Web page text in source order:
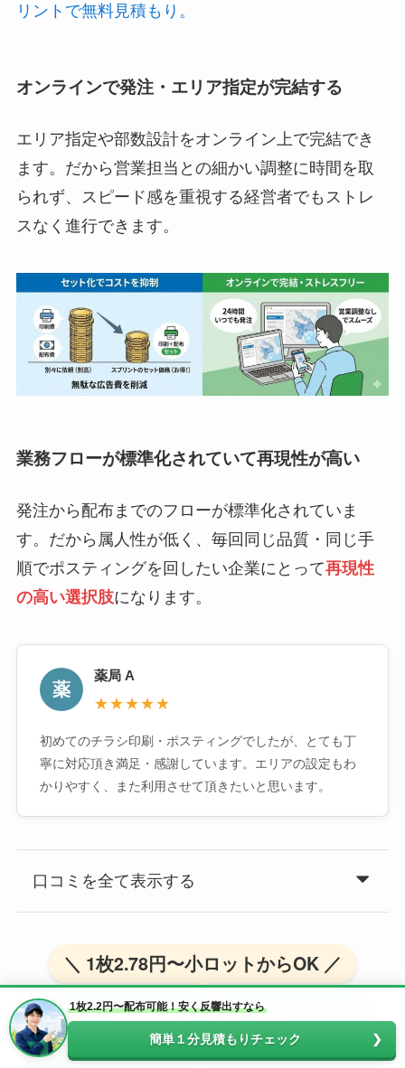
リントで無料見積もり。
オンラインで発注・エリア指定が完結する
エリア指定や部数設計をオンライン上で完結でき
ます。だから営業担当との細かい調整に時間を取
られず、スピード感を重視する経営者でもストレ
スなく進行できます。
業務フローが標準化されていて再現性が高い
発注から配布までのフローが標準化されていま
す。だから属人性が低く、毎回同じ品質・同じ手
順でポスティングを回したい企業にとって再現性
の高い選択肢になります。
薬
薬局 A
★★★★★
初めてのチラシ印刷・ポスティングでしたが、とても丁
寧に対応頂き満足・感謝しています。エリアの設定もわ
かりやすく、また利用させて頂きたいと思います。
口コミを全て表示する
＼ 1枚2.78円〜小ロットからOK ／
Sprint(スプリント)
【無料】公式サイトで相談・見積も
1枚2.2円〜配布可能！安く反響出すなら
簡単１分見積もりチェック